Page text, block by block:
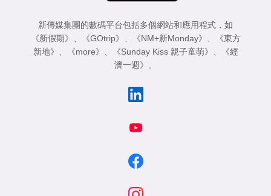
新傳媒集團的數碼平台包括多個網站和應用程式，如
《新假期》
《GOtrip》 《NM+新Monday》
《東方
新地》
《more》 《Sunday Kiss 親子童萌》
《經
濟一週》
。